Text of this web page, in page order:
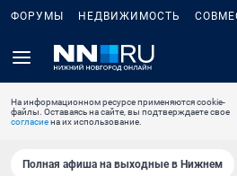
ФОРУМЫ НЕДВИЖИМОСТЬ
На информационном ресурсе применяются cookie-
файлы. Оставаясь на сайте, вы подтверждаете свое
согласиена их использование.
Полная афиша на выходные в Нижнем